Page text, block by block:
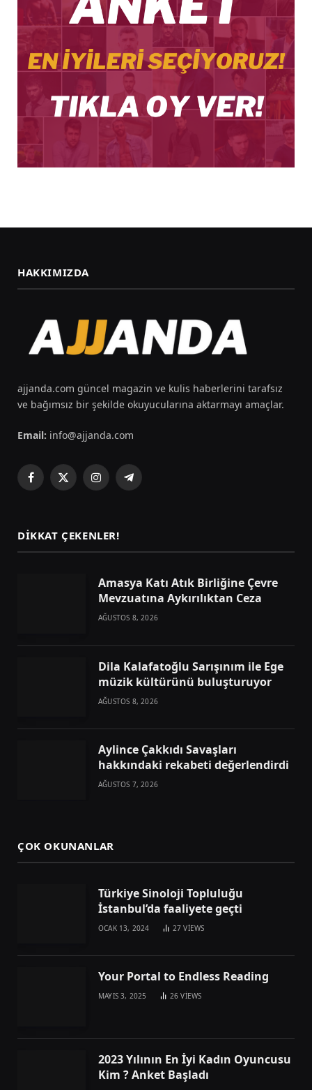
HAKKIMIZDA
ajjanda.com güncel magazin ve kulis haberlerini tarafsız
ve bağımsız bir şekilde okuyucularına aktarmayı amaçlar.
Email: info@ajjanda.com
Facebook
X
InstagramTelegram
DIKKAT ÇEKENLER!
Amasya Katı Atık Birliğine Çevre
Mevzuatına Aykırılıktan Ceza
AĞUSTOS 8, 2026
Dila Kalafatoğlu Sarışınım ile Ege
müzik kültürünü buluşturuyor
AĞUSTOS 8, 2026
Aylince Çakkıdı Savaşları
hakkındaki rekabeti değerlendirdi
AĞUSTOS 7, 2026
ÇOK OKUNANLAR
Türkiye Sinoloji Topluluğu
İstanbul’da faaliyete geçti
OCAK 13, 2024 27VIEWS
Your Portal to Endless Reading
MAYIS 3, 2025 26VIEWS
2023 Yılının En İyi Kadın Oyuncusu
Kim ? Anket Başladı